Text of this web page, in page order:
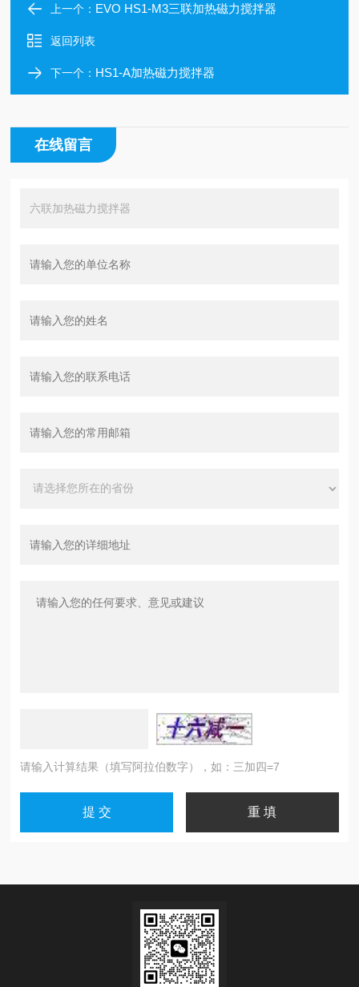
上一个： EVO HS1-M3三联加热磁力搅拌器
返回列表
下一个： HS1-A加热磁力搅拌器
在线留言
请输入计算结果（填写阿拉伯数字），如：三加四=7